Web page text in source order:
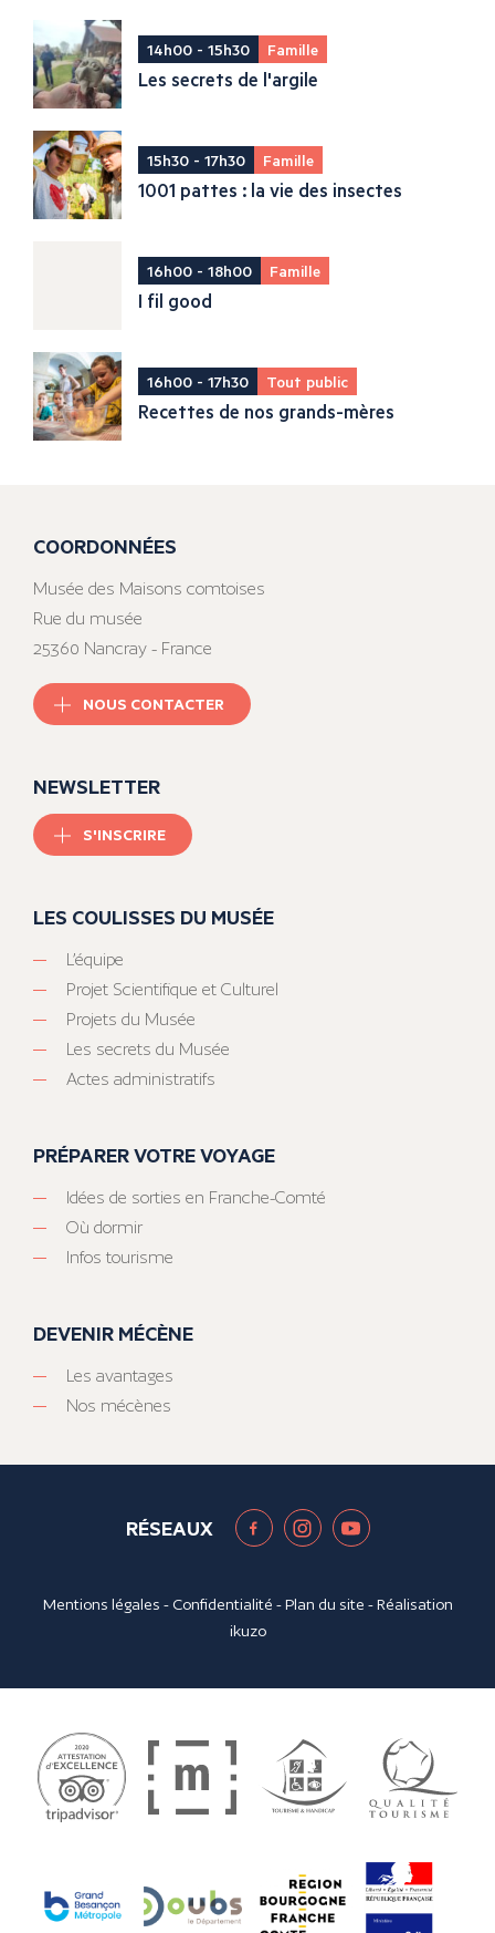
14h00 - 15h30 Famille
Les secrets de l'argile
15h30 - 17h30 Famille
1001 pattes : la vie des insectes
16h00 - 18h00 Famille
I fil good
16h00 - 17h30 Tout public
Recettes de nos grands-mères
COORDONNÉES
Musée des Maisons comtoises
Rue du musée
25360 Nancray - France
NOUS CONTACTER
NEWSLETTER
S'INSCRIRE
LES COULISSES DU MUSÉE
L’équipe
Projet Scientifique et Culturel
Projets du Musée
Les secrets du Musée
Actes administratifs
PRÉPARER VOTRE VOYAGE
Idées de sorties en Franche-Comté
Où dormir
Infos tourisme
DEVENIR MÉCÈNE
Les avantages
Nos mécènes
RÉSEAUX
Mentions légales - Confidentialité -Plan du site - Réalisation
ikuzo